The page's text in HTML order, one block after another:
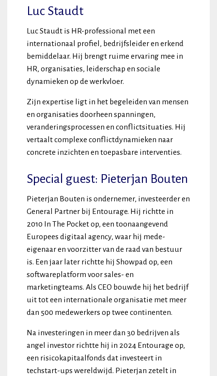
Luc Staudt
Luc Staudt is HR-professional met een
internationaal profiel, bedrijfsleider en erkend
bemiddelaar. Hij brengt ruime ervaring mee in
HR, organisaties, leiderschap en sociale
dynamieken op de werkvloer.
Zijn expertise ligt in het begeleiden van mensen
en organisaties doorheen spanningen,
veranderingsprocessen en conflictsituaties. Hij
vertaalt complexe conflictdynamieken naar
concrete inzichten en toepasbare interventies.
Special guest: Pieterjan Bouten
Pieterjan Bouten is ondernemer, investeerder en
General Partner bij Entourage. Hij richtte in
2010 In The Pocket op, een toonaangevend
Europees digitaal agency, waar hij mede-
eigenaar en voorzitter van de raad van bestuur
is. Een jaar later richtte hij Showpad op, een
softwareplatform voor sales- en
marketingteams. Als CEO bouwde hij het bedrijf
uit tot een internationale organisatie met meer
dan 500 medewerkers op twee continenten.
Na investeringen in meer dan 30 bedrijven als
angel investor richtte hij in 2024 Entourage op,
een risicokapitaalfonds dat investeert in
techstart-ups wereldwijd. Pieterjan zetelt in